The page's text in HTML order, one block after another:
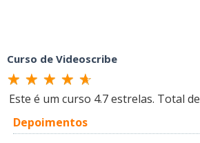
Curso de Videoscribe
Este é um curso 4.7estrelas. Total de
Depoimentos